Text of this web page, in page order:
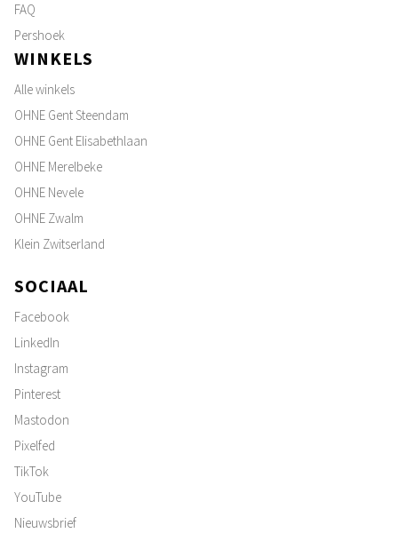
FAQ
Pershoek
WINKELS
Alle winkels
OHNE Gent Steendam
OHNE Gent Elisabethlaan
OHNE Merelbeke
OHNE Nevele
OHNE Zwalm
Klein Zwitserland
SOCIAAL
Facebook
LinkedIn
Instagram
Pinterest
Mastodon
Pixelfed
TikTok
YouTube
Nieuwsbrief